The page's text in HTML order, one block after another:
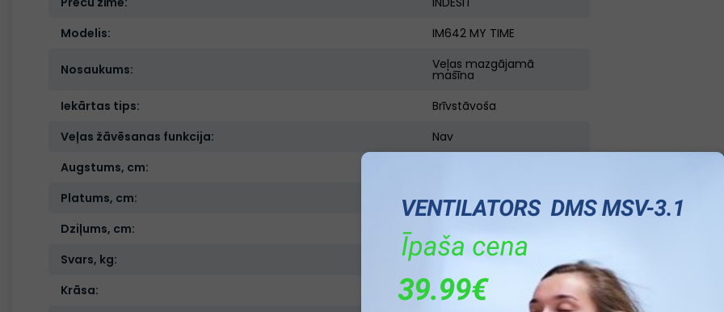
Modelis:
IM642 MY TIME
Nosaukums: Veļas mazgājamā
mašīna
Iekārtas tips:
Brīvstāvoša
Veļas žāvēsanas funkcija:
Nav
Augstums, cm:
Platums, cm:
60
Dziļums, cm:
Svars, kg:
60
Krāsa:
Balta